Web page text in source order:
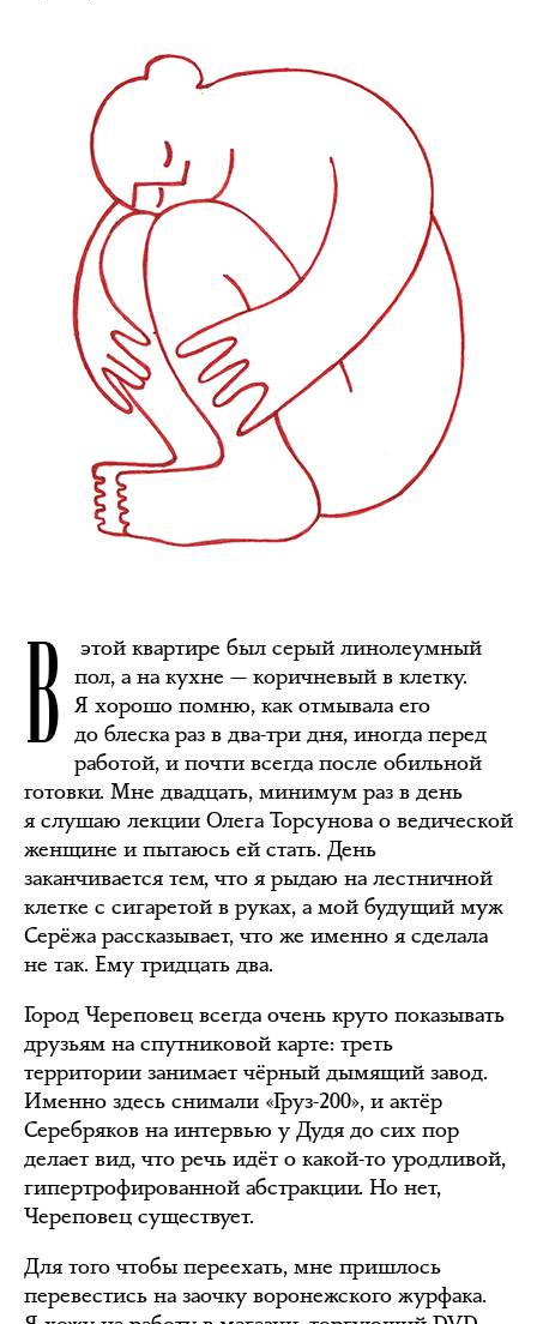
В
этой квартире был серый линолеумный
пол, а на кухне — коричневый в клетку.
Я хорошо помню, как отмывала его
до блеска раз в два-три дня, иногда перед
работой, и почти всегда после обильной
готовки. Мне двадцать, минимум раз в день
я слушаю лекции Олега Торсунова о ведической
женщине и пытаюсь ей стать. День
заканчивается тем, что я рыдаю на лестничной
клетке с сигаретой в руках, а мой будущий муж
Серёжа рассказывает, что же именно я сделала
не так. Ему тридцать два.
Город Череповец всегда очень круто показывать
друзьям на спутниковой карте: треть
территории занимает чёрный дымящий завод.
Именно здесь снимали «Груз-200», и актёр
Серебряков на интервью у Дудя до сих пор
делает вид, что речь идёт о какой-то уродливой,
гипертрофированной абстракции. Но нет,
Череповец существует.
Для того чтобы переехать, мне пришлось
перевестись на заочку воронежского журфака.